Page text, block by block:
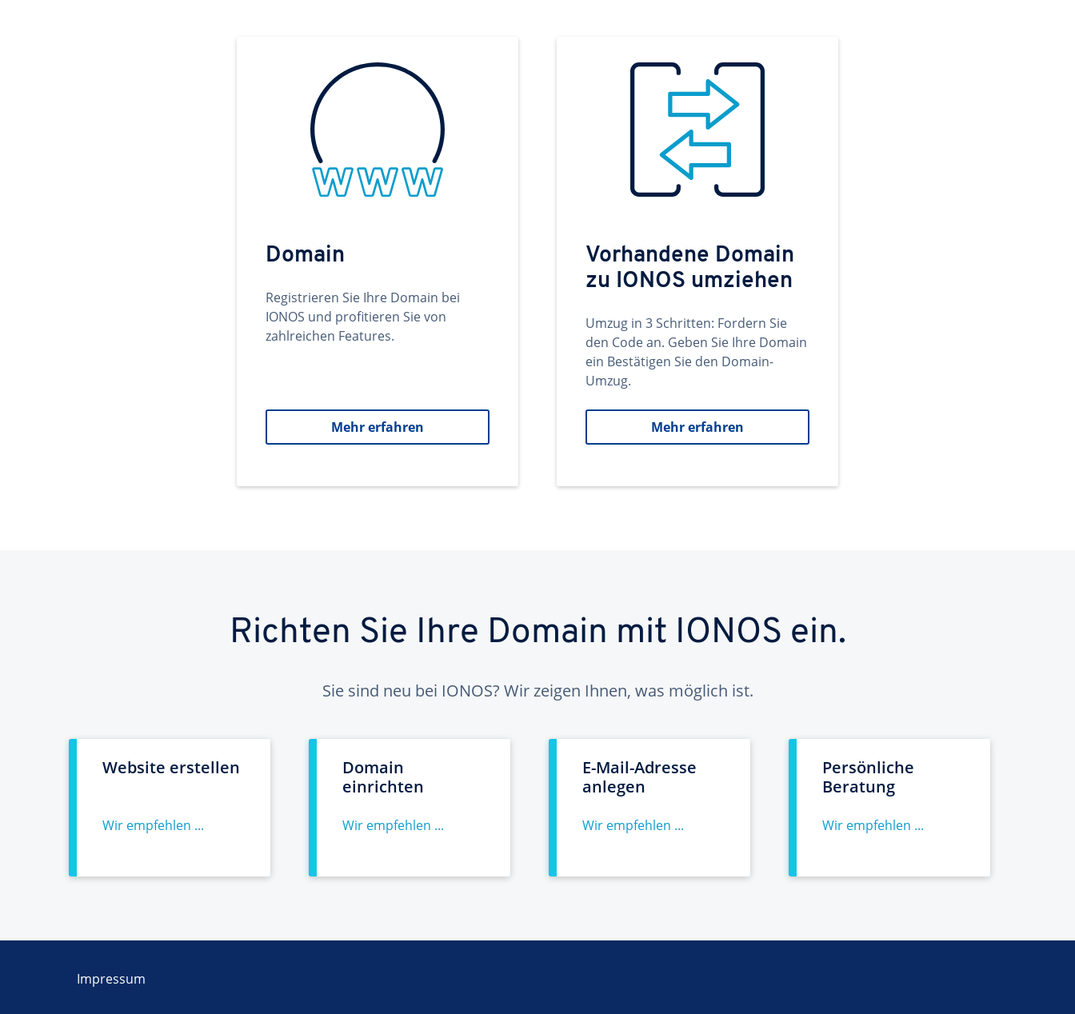
Domain
Registrieren Sie Ihre Domain bei
IONOS und profitieren Sie von
zahlreichen Features.
Mehr erfahren
Vorhandene Domain
zu IONOS umziehen
Umzug in 3 Schritten: Fordern Sie
den Code an. Geben Sie Ihre Domain
ein Bestätigen Sie den Domain-
Umzug.
Mehr erfahren
Richten Sie Ihre Domain mit IONOS ein.
Sie sind neu bei IONOS? Wir zeigen Ihnen, was möglich ist.
Website erstellen
Wir empfehlen ...
Domain
einrichten
Wir empfehlen ...
E-Mail-Adresse
anlegen
Wir empfehlen ...
Persönliche
Beratung
Wir empfehlen ...
Impressum